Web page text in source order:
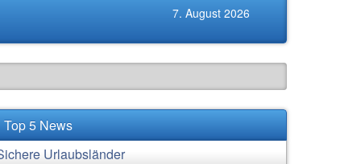
7. August 2026
Top 5 News
Urlaubsländer